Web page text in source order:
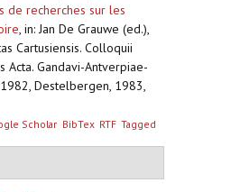
de recherches sur les
, in: Jan De Grauwe (ed.),
Cartusiensis. Colloquii
Acta. Gandavi-Antverpiae-
Destelbergen, 1983,
Scholar BibTex RTF Tagged